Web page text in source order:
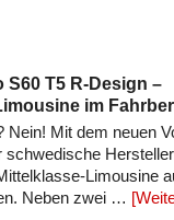
S60 T5 R-Design –
im
Nein! Mit dem neuen
schwedische
Limousine
Neben zwei …